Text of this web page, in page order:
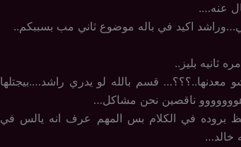
عنه….
اكيد في باله موضوع ثاني مب بسببكم..
ثانيه بليز..
معدنها..؟؟؟… قسم بالله لو يدري راشد….بيجتلها
ناقصين نحن مشاكل…
بروده في الكلام بس المهم عرف انه يالس في
خالد…